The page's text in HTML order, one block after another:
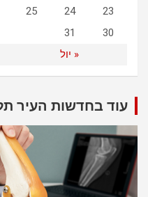
« יול
23
24
25
30
31
עוד בחדשות העיר